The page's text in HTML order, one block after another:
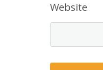
Website